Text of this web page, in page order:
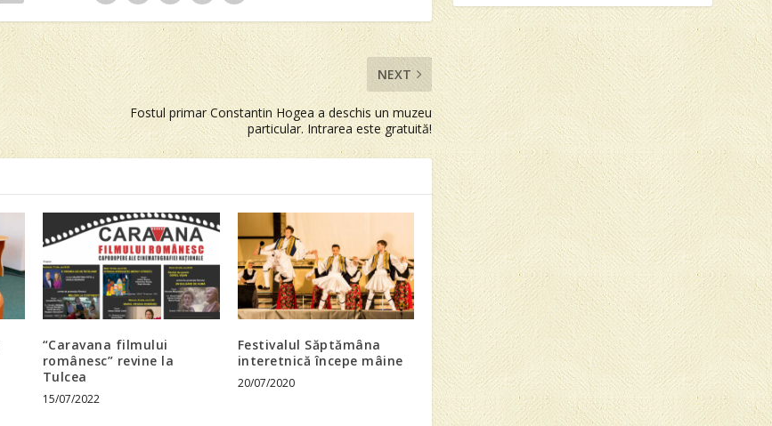
NEXT
Fostul primar Constantin Hogea a deschis un muzeu
particular. Intrarea este gratuită!
“Caravana filmului
românesc” revine la
Tulcea
15/07/2022
Festivalul Săptămâna
interetnică începe mâine
20/07/2020